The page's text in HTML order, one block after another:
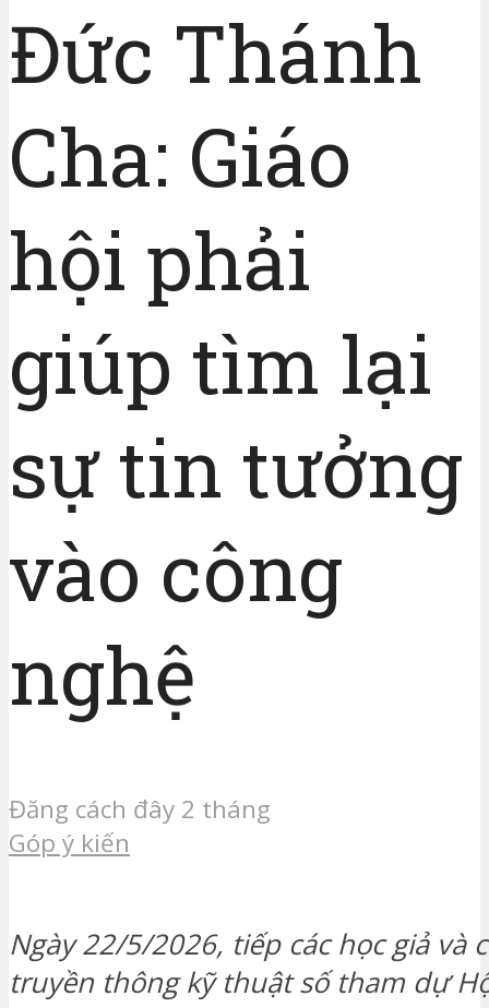
Đức Thánh
Cha: Giáo
hội phải
giúp tìm lại
sự tin tưởng
vào công
nghệ
Đăng cách đây 2 tháng
Góp ý kiến
Ngày 22/5/2026, tiếp các học giả và
truyền thông kỹ thuật số tham dự